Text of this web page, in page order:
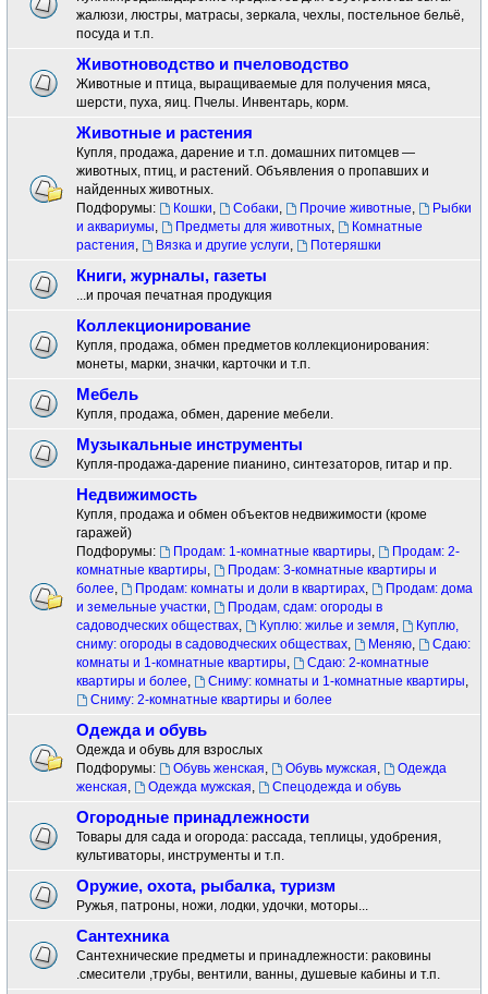
жалюзи, люстры, матрасы, зеркала, чехлы, постельное бельё,
посуда и т.п.
Животноводство и пчеловодство
Животные и птица, выращиваемые для получения мяса,
шерсти, пуха, яиц. Пчелы. Инвентарь, корм.
Животные и растения
Купля, продажа, дарение и т.п. домашних питомцев —
животных, птиц, и растений. Объявления о пропавших и
найденных животных.
Подфорумы:
Кошки, Собаки, Прочие животные,
Рыбки
и аквариумы, Предметы для животных,
Комнатные
растения, Вязка и другие услуги, Потеряшки
Книги, журналы, газеты
...и прочая печатная продукция
Коллекционирование
Купля, продажа, обмен предметов коллекционирования:
монеты, марки, значки, карточки и т.п.
Мебель
Купля, продажа, обмен, дарение мебели.
Музыкальные инструменты
Купля-продажа-дарение пианино, синтезаторов, гитар и пр.
Недвижимость
Купля, продажа и обмен объектов недвижимости (кроме
гаражей)
Подфорумы:
Продам: 1-комнатные квартиры,
Продам: 2-
комнатные квартиры,
Продам: 3-комнатные квартиры и
более, Продам: комнаты и доли в квартирах,
Продам: дома
и земельные участки,
Продам, сдам: огороды в
садоводческих обществах, Куплю: жилье и земля,
Куплю,
сниму: огороды в садоводческих обществах, Меняю,
Сдаю:
комнаты и 1-комнатные квартиры,
Сдаю: 2-комнатные
квартиры и более, Сниму: комнаты и 1-комнатные квартиры,
Сниму: 2-комнатные квартиры и более
Одежда и обувь
Одежда и обувь для взрослых
Подфорумы:
Обувь женская, Обувь мужская,
Одежда
женская, Одежда мужская, Спецодежда и обувь
Огородные принадлежности
Товары для сада и огорода: рассада, теплицы, удобрения,
культиваторы, инструменты и т.п.
Оружие, охота, рыбалка, туризм
Ружья, патроны, ножи, лодки, удочки, моторы...
Сантехника
Сантехнические предметы и принадлежности: раковины
.смесители ,трубы, вентили, ванны, душевые кабины и т.п.